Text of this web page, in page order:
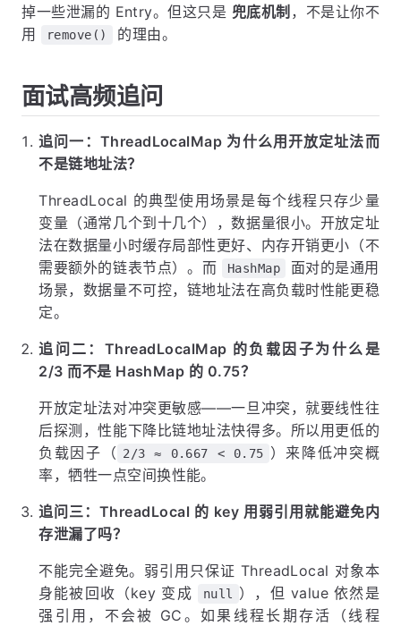
掉一些泄漏的 Entry。但这只是 兜底机制 ，不是让你不
用
remove() 的理由。
面试高频追问
追问一：ThreadLocalMap 为什么用开放定址法而
不是链地址法？
ThreadLocal 的典型使用场景是每个线程只存少量
变量（通常几个到十几个），数据量很小。开放定址
法在数据量小时缓存局部性更好、内存开销更小（不
需要额外的链表节点）。而
HashMap
面对的是通用
场景，数据量不可控，链地址法在高负载时性能更稳
定。
追问二：ThreadLocalMap 的负载因子为什么是
2/3 而不是 HashMap 的 0.75？
开放定址法对冲突更敏感——一旦冲突，就要线性往
后探测，性能下降比链地址法快得多。所以用更低的
负载因子（ 2/3 ≈ 0.667 < 0.75 ）来降低冲突概
率，牺牲一点空间换性能。
追问三：ThreadLocal 的 key 用弱引用就能避免内
存泄漏了吗？
不能完全避免。弱引用只保证 ThreadLocal 对象本
身能被回收（key 变成
null
），但 value 依然是
强引用，不会被 GC。如果线程长期存活（线程